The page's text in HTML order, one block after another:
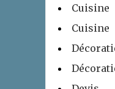
Cuisine
Cuisine